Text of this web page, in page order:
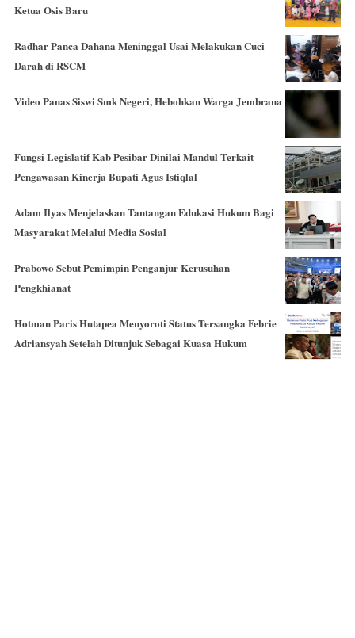
Ketua Osis Baru
Radhar Panca Dahana Meninggal Usai Melakukan Cuci
Darah di RSCM
Video Panas Siswi Smk Negeri, Hebohkan Warga Jembrana
Fungsi Legislatif Kab Pesibar Dinilai Mandul Terkait
Pengawasan Kinerja Bupati Agus Istiqlal
Adam Ilyas Menjelaskan Tantangan Edukasi Hukum Bagi
Masyarakat Melalui Media Sosial
Prabowo Sebut Pemimpin Penganjur Kerusuhan
Pengkhianat
Hotman Paris Hutapea Menyoroti Status Tersangka Febrie
Adriansyah Setelah Ditunjuk Sebagai Kuasa Hukum